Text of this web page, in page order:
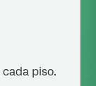
piso.